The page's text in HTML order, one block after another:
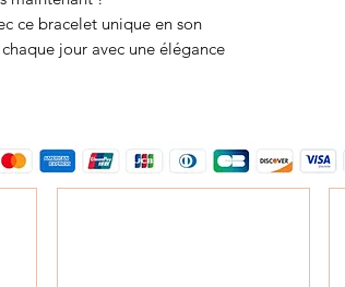
ce bracelet unique en son
jour avec une élégance